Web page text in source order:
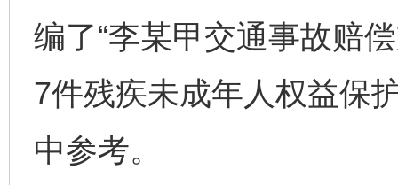
编了“李某甲交通事故赔
7件残疾未成年人权益保
中参考。